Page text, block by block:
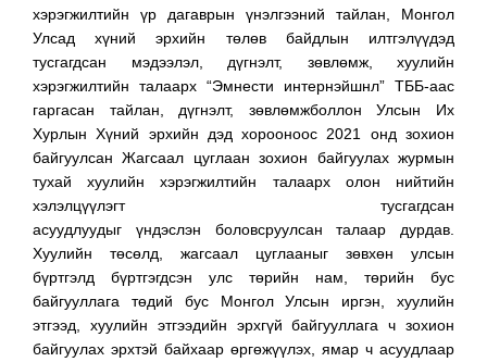
хэрэгжилтийн үр дагаврын үнэлгээний тайлан, Монгол
Улсад хүний эрхийн төлөв байдлын илтгэлүүдэд
тусгагдсан мэдээлэл, дүгнэлт, зөвлөмж, хуулийн
хэрэгжилтийн талаарх “Эмнести интернэйшнл” ТББ-аас
гаргасан тайлан, дүгнэлт, зөвлөмжболлон Улсын Их
Хурлын Хүний эрхийн дэд хорооноос 2021 онд зохион
байгуулсан Жагсаал цуглаан зохион байгуулах журмын
тухай хуулийн хэрэгжилтийн талаарх олон нийтийн
хэлэлцүүлэгт тусгагдсан
асуудлуудыг үндэслэн боловсруулсан талаар дурдав.
Хуулийн төсөлд, жагсаал цуглааныг зөвхөн улсын
бүртгэлд бүртгэгдсэн улс төрийн нам, төрийн бус
байгууллага төдий бус Монгол Улсын иргэн, хуулийн
этгээд, хуулийн этгээдийн эрхгүй байгууллага ч зохион
байгуулах эрхтэй байхаар өргөжүүлэх, ямар ч асуудлаар